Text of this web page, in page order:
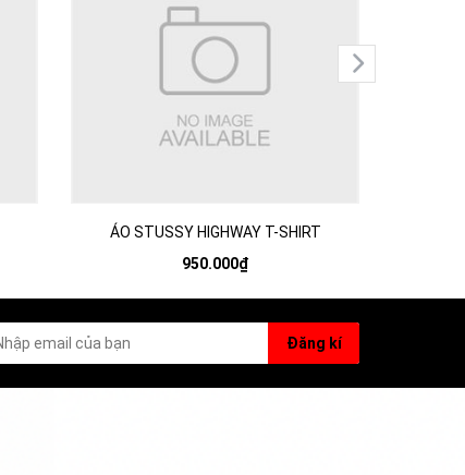
ÁO STUSSY HIGHWAY T-SHIRT
950.000₫
Đăng kí